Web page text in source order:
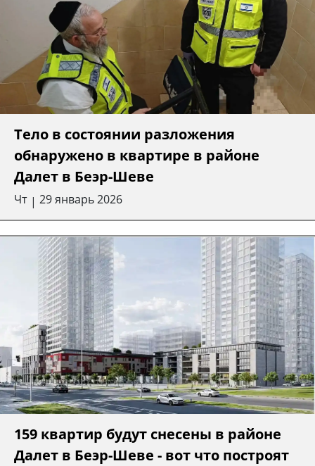
Тело в состоянии разложения
обнаружено в квартире в районе
Далет в Беэр-Шеве
Чт | 29 январь 2026
159 квартир будут снесены в районе
Далет в Беэр-Шеве - вот что построят